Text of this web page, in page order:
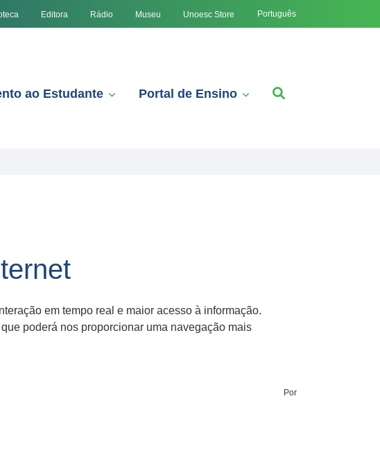
Editora Rádio Museu Unoesc Store Português
ao Estudante Portal de Ensino
em tempo real e maior acesso à informação.
poderá nos proporcionar uma navegação mais
Por